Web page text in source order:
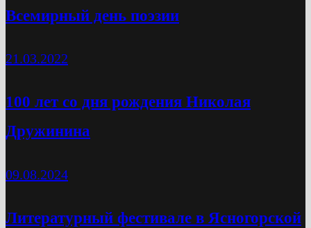
Всемирный день поэзии
21.03.2022
100 лет со дня рождения Николая
Дружинина
09.08.2024
Литературный фестивале в Ясногорской